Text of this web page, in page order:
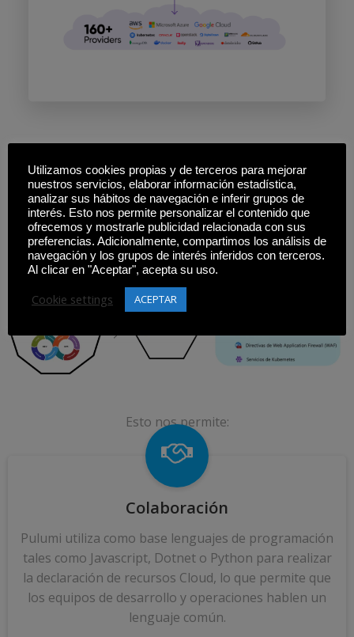
Nuestra arquitectura centralizada del CI/CD utiliza
Pulumi para la creación y eliminación de recursos en
Azure (Azure SQL Server, Azure Kubernetes Services,
Azure KeyVault, etc.) de forma dinámica y bajo las
necesidades de su empresa.
Esto nos permite:
Colaboración
Pulumi utiliza como base lenguajes de programación
tales como Javascript, Dotnet o Python para realizar
la declaración de recursos Cloud, lo que permite que
los equipos de desarrollo y operaciones hablen un
lenguaje común.
Utilizamos cookies propias y de terceros para mejorar
nuestros servicios, elaborar información estadística,
analizar sus hábitos de navegación e inferir grupos de
interés. Esto nos permite personalizar el contenido que
ofrecemos y mostrarle publicidad relacionada con sus
preferencias. Adicionalmente, compartimos los análisis de
navegación y los grupos de interés inferidos con terceros.
Al clicar en "Aceptar", acepta su uso.
Cookie settings ACEPTAR